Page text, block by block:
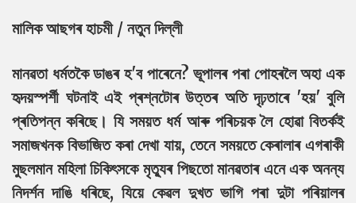
মালিক আছগৰ হাচমী / নতুন দিল্লী
মানৱতা ধর্মতকৈ ডাঙৰ হ'ব পাৰেনে? ভূপালৰ পৰা পোহৰলৈ অহা এক
হৃদয়স্পৰ্শী ঘটনাই এই প্ৰশ্নটোৰ উত্তৰ অতি দৃঢ়তাৰে 'হয়' বুলি
প্ৰতিপন্ন কৰিছে। যি সময়ত ধৰ্ম আৰু পৰিচয়ক লৈ হোৱা বিতৰ্কই
সমাজখনক বিভাজিত কৰা দেখা যায়, তেনে সময়তে কেৰালাৰ এগৰাকী
মুছলমান মহিলা চিকিৎসকে মৃত্যুৰ পিছতো মানৱতাৰ এনে এক অনন্য
নিদৰ্শন দাঙি ধৰিছে, যিয়ে কেৱল দুখত ভাগি পৰা দুটা পৰিয়ালৰ